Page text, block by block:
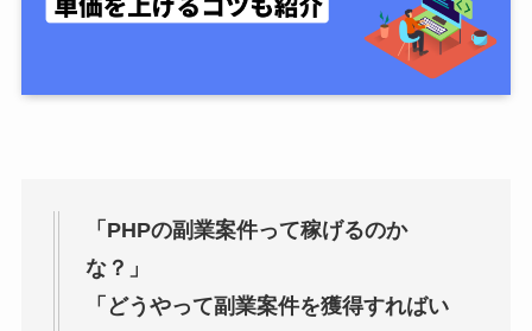
「PHPの副業案件って稼げるのか
な？」
「どうやって副業案件を獲得すればい